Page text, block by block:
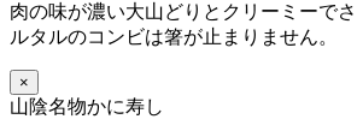
肉の味が濃い大山どりとクリーミーで
ルタルのコンビは箸が止まりません。
×
山陰名物かに寿し